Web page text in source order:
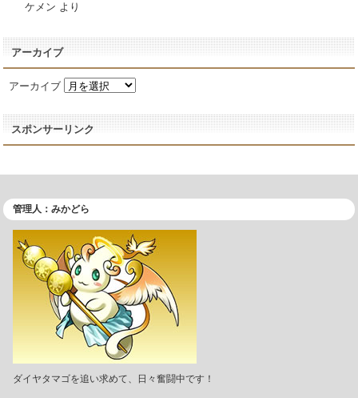
ケメン より
アーカイブ
アーカイブ
スポンサーリンク
管理人：みかどら
ダイヤタマゴを追い求めて、日々奮闘中です！